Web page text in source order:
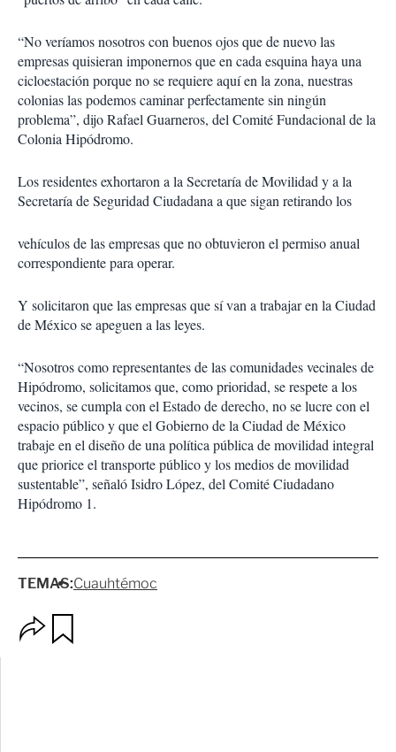
“No veríamos nosotros con buenos ojos que de nuevo las
empresas quisieran imponernos que en cada esquina haya una
cicloestación porque no se requiere aquí en la zona, nuestras
colonias las podemos caminar perfectamente sin ningún
problema”, dijo Rafael Guarneros, del Comité Fundacional de la
Colonia Hipódromo.
Los residentes exhortaron a la Secretaría de Movilidad y a la
Secretaría de Seguridad Ciudadana a que sigan retirando los
vehículos de las empresas que no obtuvieron el permiso anual
correspondiente para operar.
Y solicitaron que las empresas que sí van a trabajar en la Ciudad
de México se apeguen a las leyes.
“Nosotros como representantes de las comunidades vecinales de
Hipódromo, solicitamos que, como prioridad, se respete a los
vecinos, se cumpla con el Estado de derecho, no se lucre con el
espacio público y que el Gobierno de la Ciudad de México
trabaje en el diseño de una política pública de movilidad integral
que priorice el transporte público y los medios de movilidad
sustentable”, señaló Isidro López, del Comité Ciudadano
Hipódromo 1.
TEMAS:Cuauhtémoc